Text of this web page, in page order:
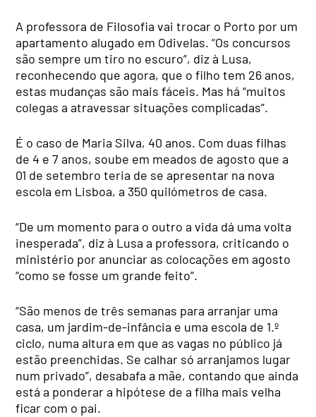
A professora de Filosofia vai trocar o Porto por um
apartamento alugado em Odivelas. “Os concursos
são sempre um tiro no escuro”, diz à Lusa,
reconhecendo que agora, que o filho tem 26 anos,
estas mudanças são mais fáceis. Mas há “muitos
colegas a atravessar situações complicadas”.
É o caso de Maria Silva, 40 anos. Com duas filhas
de 4 e 7 anos, soube em meados de agosto que a
01 de setembro teria de se apresentar na nova
escola em Lisboa, a 350 quilómetros de casa.
“De um momento para o outro a vida dá uma volta
inesperada”, diz à Lusa a professora, criticando o
ministério por anunciar as colocações em agosto
“como se fosse um grande feito”.
“São menos de três semanas para arranjar uma
casa, um jardim-de-infância e uma escola de 1.º
ciclo, numa altura em que as vagas no público já
estão preenchidas. Se calhar só arranjamos lugar
num privado”, desabafa a mãe, contando que ainda
está a ponderar a hipótese de a filha mais velha
ficar com o pai.